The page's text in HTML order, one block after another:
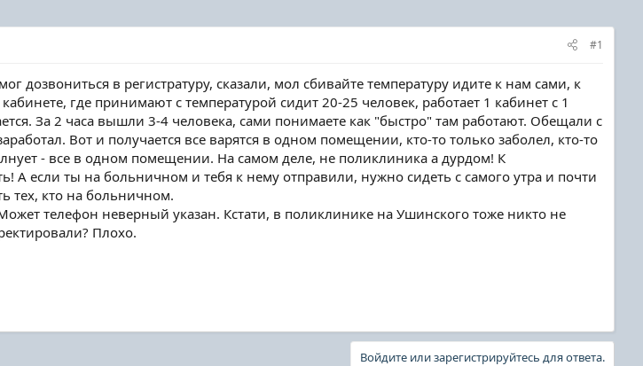
#1
дозвониться в регистратуру, сказали, мол сбивайте температуру идите к нам сами, к
где принимают с температурой сидит 20-25 человек, работает 1 кабинет с 1
За 2 часа вышли 3-4 человека, сами понимаете как "быстро" там работают. Обещали с
Вот и получается все варятся в одном помещении, кто-то только заболел, кто-то
- все в одном помещении. На самом деле, не поликлиника а дурдом! К
А если ты на больничном и тебя к нему отправили, нужно сидеть с самого утра и почти
тех, кто на больничном.
телефон неверный указан. Кстати, в поликлинике на Ушинского тоже никто не
Плохо.
Войдите или зарегистрируйтесь для ответа.